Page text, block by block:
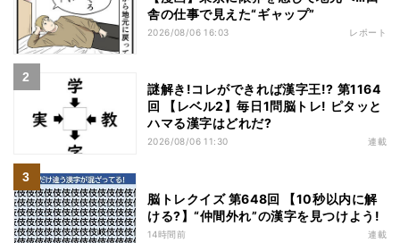
舎の仕事で見えた“ギャップ”
2026/08/06 16:03 レポート
謎解き!コレができれば漢字王!? 第1164
回 【レベル2】毎日1問脳トレ! ピタッと
ハマる漢字はどれだ?
2026/08/06 11:30 連載
脳トレクイズ 第648回 【10秒以内に解
ける?】“仲間外れ”の漢字を見つけよう!
14時間前 連載